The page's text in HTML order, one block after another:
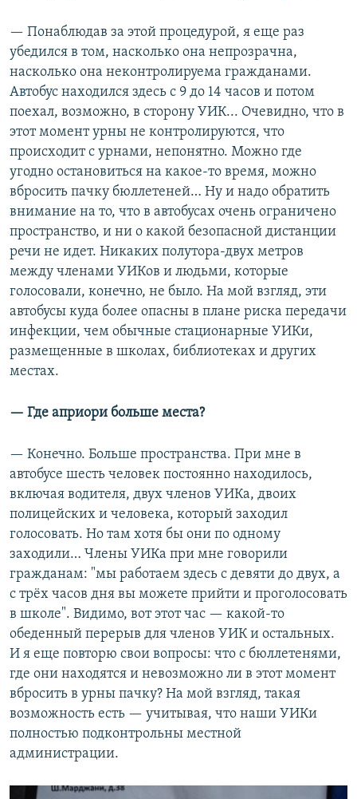
— Понаблюдав за этой процедурой, я еще раз
убедился в том, насколько она непрозрачна,
насколько она неконтролируема гражданами.
Автобус находился здесь с 9 до 14 часов и потом
поехал, возможно, в сторону УИК... Очевидно, что в
этот момент урны не контролируются, что
происходит с урнами, непонятно. Можно где
угодно остановиться на какое-то время, можно
вбросить пачку бюллетеней… Ну и надо обратить
внимание на то, что в автобусах очень ограничено
пространство, и ни о какой безопасной дистанции
речи не идет. Никаких полутора-двух метров
между членами УИКов и людьми, которые
голосовали, конечно, не было. На мой взгляд, эти
автобусы куда более опасны в плане риска передачи
инфекции, чем обычные стационарные УИКи,
размещенные в школах, библиотеках и других
местах.
— Где априори больше места?
— Конечно. Больше пространства. При мне в
автобусе шесть человек постоянно находилось,
включая водителя, двух членов УИКа, двоих
полицейских и человека, который заходил
голосовать. Но там хотя бы они по одному
заходили… Члены УИКа при мне говорили
гражданам: "мы работаем здесь с девяти до двух, а
с трёх часов дня вы можете прийти и проголосовать
в школе". Видимо, вот этот час — какой-то
обеденный перерыв для членов УИК и остальных.
И я еще повторю свои вопросы: что с бюллетенями,
где они находятся и невозможно ли в этот момент
вбросить в урны пачку? На мой взгляд, такая
возможность есть — учитывая, что наши УИКи
полностью подконтрольны местной
администрации.